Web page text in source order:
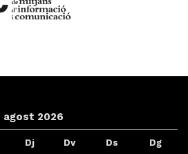
agost 2026
Dj Dv Ds Dg